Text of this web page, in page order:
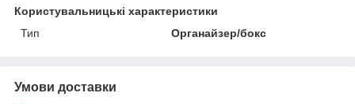
Користувальницькі характеристики
Тип
Органайзер/бокс
Умови доставки